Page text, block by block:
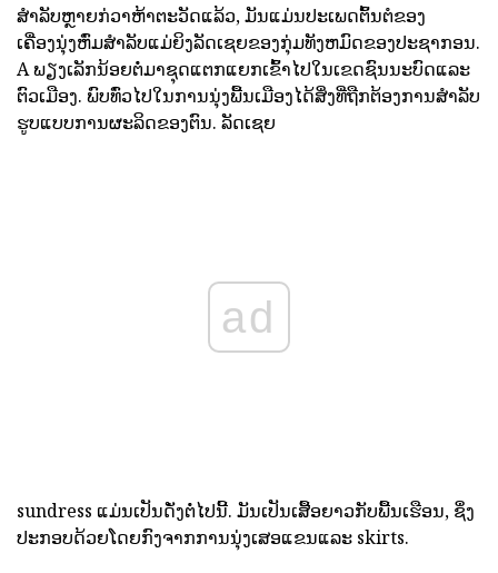
ສໍາລັບຫຼາຍກ່ວາຫ້າຕະວັດແລ້ວ, ມັນແມ່ນປະເພດຕົ້ນຕໍຂອງ
ເຄື່ອງນຸ່ງຫົ່ມສໍາລັບແມ່ຍິງລັດເຊຍຂອງກຸ່ມທັງຫມົດຂອງປະຊາກອນ.
A ພຽງເລັກນ້ອຍຕໍ່ມາຊຸດແຕກແຍກເຂົ້າໄປໃນເຂດຊົນນະບົດແລະ
ຕົວເມືອງ. ພົບທົ່ວໄປໃນການນຸ່ງພື້ນເມືອງໄດ້ສິ່ງທີ່ຖືກຕ້ອງການສໍາລັບ
ຮູບແບບການຜະລິດຂອງຕົນ. ລັດເຊຍ
ad
sundress ແມ່ນເປັນດັ່ງຕໍ່ໄປນີ້. ມັນເປັນເສື້ອຍາວກັບພື້ນເຮືອນ, ຊຶ່ງ
ປະກອບດ້ວຍໂດຍກົງຈາກການນຸ່ງເສອແຂນແລະ skirts.